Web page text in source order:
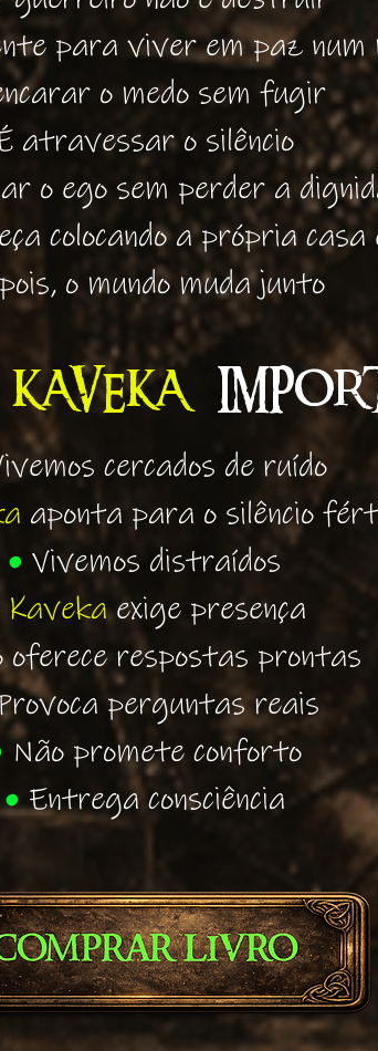
para viver em paz num
o medo sem fugir
atravessar o silêncio
o ego sem perder a
colocando a própria casa
o mundo muda junto
KAVEKA
cercados de ruído
aponta para o silêncio
• Vivemos distraídos
Kavekaexige presença
oferece respostas prontas
perguntas reais
Não promete conforto
•Entrega consciência